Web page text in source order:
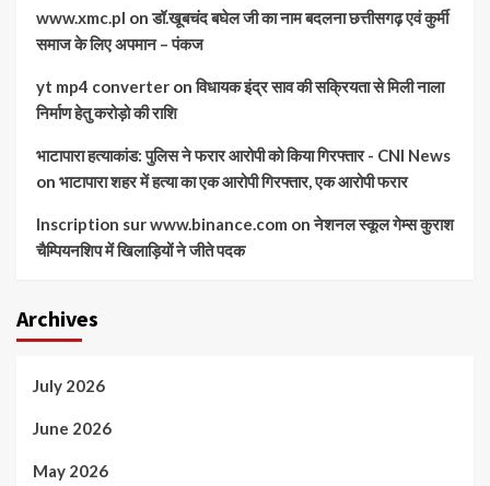
www.xmc.pl onडॉ.खूबचंद बघेल जी का नाम बदलना छत्तीसगढ़ एवं कुर्मी
समाज के लिए अपमान – पंकज
yt mp4 converter onविधायक इंद्र साव की सक्रियता से मिली नाला
निर्माण हेतु करोड़ो की राशि
भाटापारा हत्याकांड: पुलिस ने फरार आरोपी को किया गिरफ्तार - CNI News
on भाटापारा शहर में हत्या का एक आरोपी गिरफ्तार, एक आरोपी फरार
Inscription sur www.binance.com onनेशनल स्कूल गेम्स कुराश
चैम्पियनशिप में खिलाड़ियों ने जीते पदक
Archives
July 2026
June 2026
May 2026